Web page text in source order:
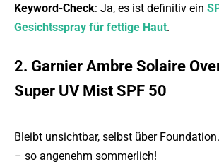
Keyword-Check: Ja, es ist definitiv ein
Gesichtsspray für fettige Haut.
2. Garnier Ambre Solaire
Super UV Mist SPF 50
Bleibt unsichtbar, selbst über
– so angenehm sommerlich!